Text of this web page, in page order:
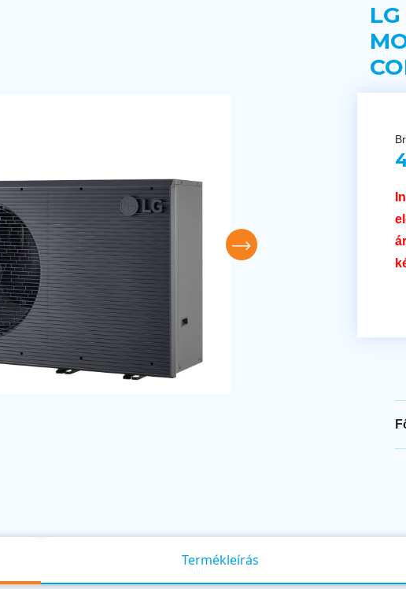
Termékleírás